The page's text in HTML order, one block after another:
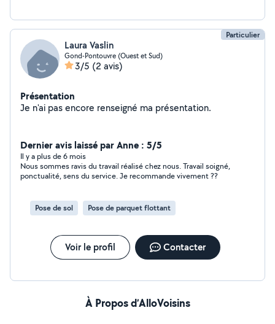
Particulier
Laura Vaslin
Gond-Pontouvre (Ouest et Sud)
3/5 (2 avis)
Présentation
Je n'ai pas encore renseigné ma présentation.
Dernier avis laissé par Anne : 5/5
Il y a plus de 6 mois
Nous sommes ravis du travail réalisé chez nous. Travail soigné,
ponctualité, sens du service. Je recommande vivement ??
Pose de sol Pose de parquet flottant
Voir le profil Contacter
À Propos d’AlloVoisins